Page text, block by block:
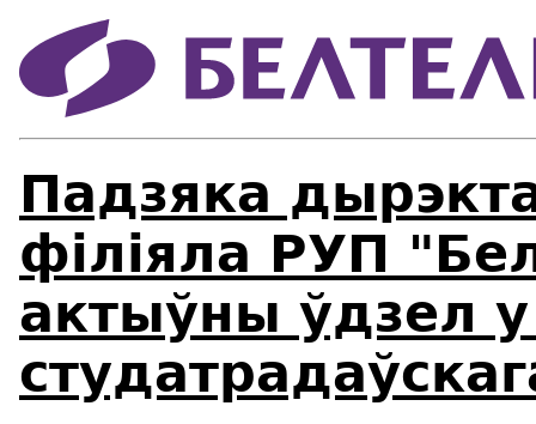
Падзяка
філіяла РУП
актыўны ўдзел у